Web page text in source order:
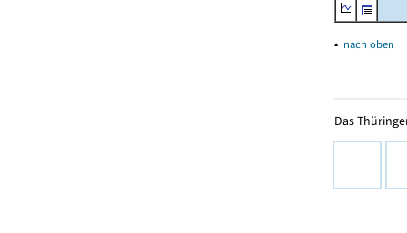
▴ nach oben
Das